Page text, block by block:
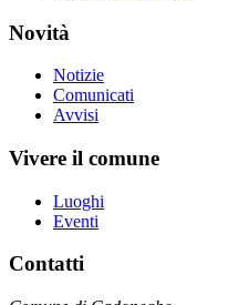
Novità
Notizie
Comunicati
Avvisi
Vivere il comune
Luoghi
Eventi
Contatti